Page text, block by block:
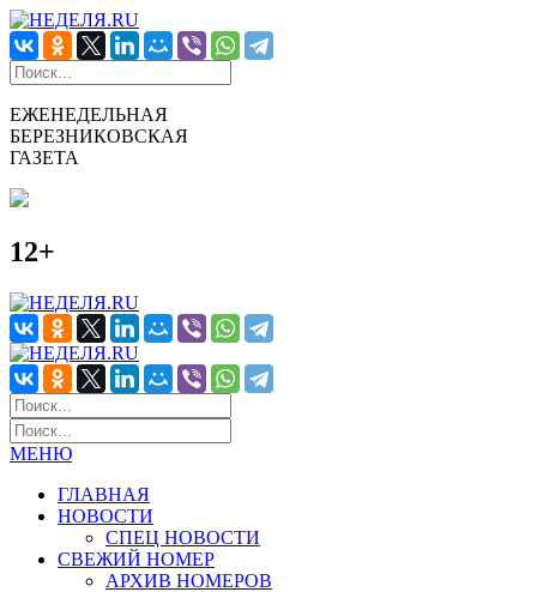
ЕЖЕНЕДЕЛЬНАЯ
БЕРЕЗНИКОВСКАЯ
ГАЗЕТА
12+
МЕНЮ
ГЛАВНАЯ
НОВОСТИ
СПЕЦ НОВОСТИ
СВЕЖИЙ НОМЕР
АРХИВ НОМЕРОВ